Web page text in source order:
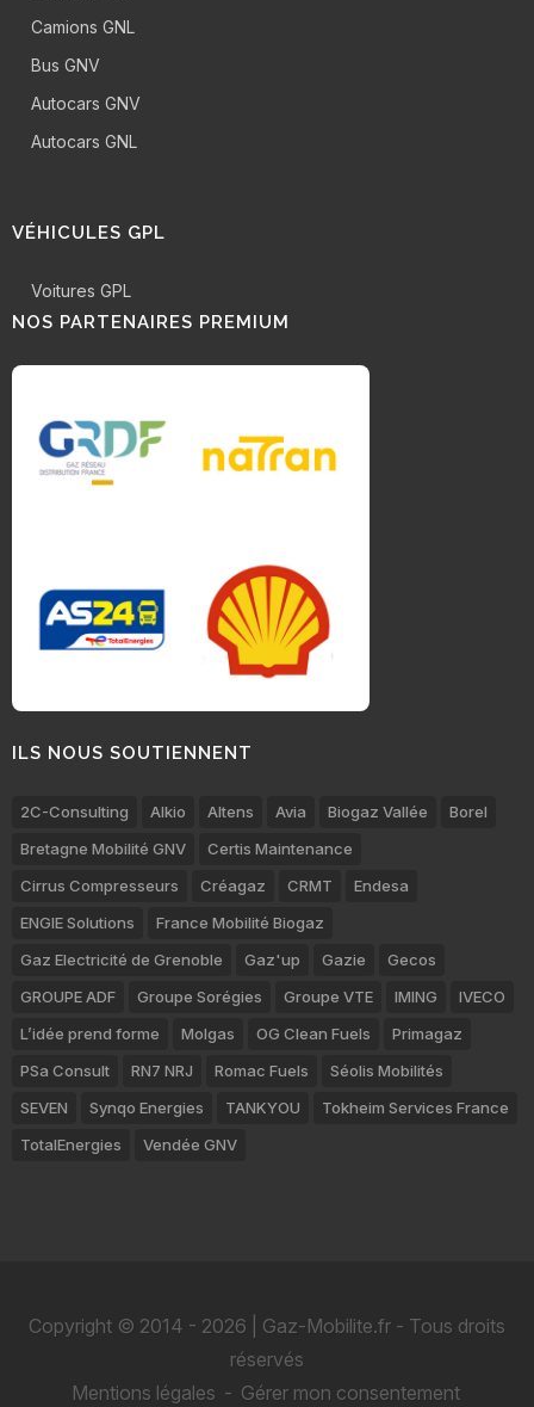
Camions GNL
Bus GNV
Autocars GNV
Autocars GNL
VÉHICULES GPL
Voitures GPL
NOS PARTENAIRES PREMIUM
ILS NOUS SOUTIENNENT
2C-Consulting Alkio Altens Avia Biogaz Vallée
Borel
Bretagne Mobilité GNV
Certis Maintenance
Cirrus Compresseurs
Créagaz CRMT
Endesa
ENGIE Solutions
France Mobilité Biogaz
Gaz Electricité de Grenoble
Gaz'up Gazie
Gecos
GROUPE ADF
Groupe Sorégies Groupe VTE IMING
IVECO
L’idée prend forme
Molgas OG Clean Fuels
Primagaz
PSa Consult
RN7 NRJ Romac Fuels
Séolis Mobilités
SEVEN
Synqo Energies TANKYOU
Tokheim Services France
TotalEnergies
Vendée GNV
Copyright © 2014 - 2026 | Gaz-Mobilite.fr - Tous droits
réservés
Mentions légales - Gérer mon consentement